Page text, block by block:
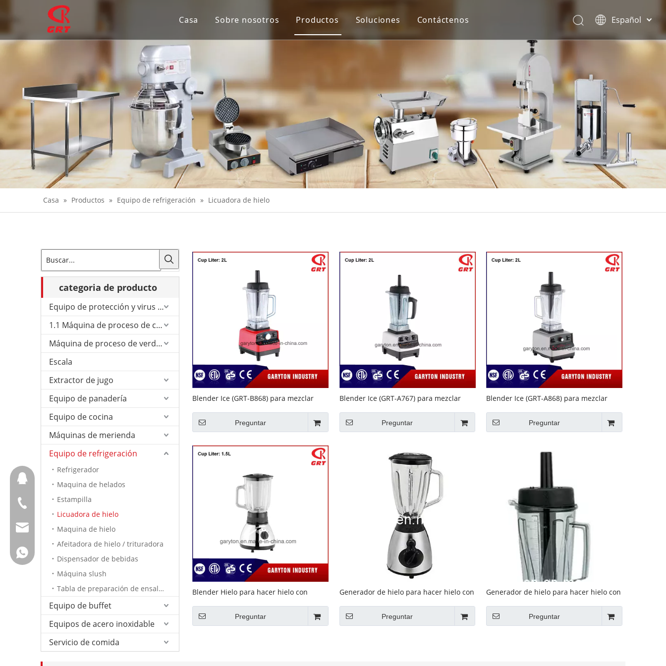
Casa Sobre nosotros Productos
Equipo de protección y virus de Corona.
Extractor de jugo
Equipo de panadería
Equipo de cocina
Equipos de acero inoxidable
Soluciones Contáctenos
Español
English
Casa » Productos » Equipo de refrigeración » Licuadora de hielo
categoria de producto
Equipo de protección y virus de Corona.
1.1 Máquina de proceso de carne
Máquina de proceso de verduras
Escala
Extractor de jugo
Equipo de panadería
Equipo de cocina
Máquinas de merienda
Equipo de refrigeración
Refrigerador
Maquina de helados
Estampilla
Licuadora de hielo
Maquina de hielo
Afeitadora de hielo / trituradora
Dispensador de bebidas
Máquina slush
Tabla de preparación de ensalada
Equipo de buffet
Equipos de acero inoxidable
Servicio de comida
Blender Ice (GRT-B868) para mezclar
Preguntar
Blender Ice (GRT-A767) para mezclar
Preguntar
Blender Ice (GRT-A868) para mezclar
Preguntar
Blender Hielo para hacer hielo con
Preguntar
Generador de hielo para hacer hielo con
Preguntar
Generador de hielo para hacer hielo con
Preguntar
+ 86-18658123631
cherrylee@garyton.cn